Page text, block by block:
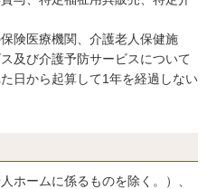
険医療機関、介護老人保健施
及び介護予防サービスについて
日から起算して1年を経過しない
ホームに係るものを除く。）、